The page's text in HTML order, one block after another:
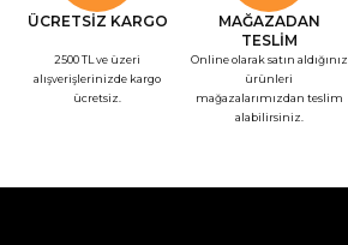
ÜCRETSİZ KARGO
2500 TL ve üzeri
alışverişlerinizde kargo
ücretsiz.
MAĞAZADAN
TESLİM
Online olarak satın aldığınız
ürünleri
mağazalarımızdan teslim
alabilirsiniz.